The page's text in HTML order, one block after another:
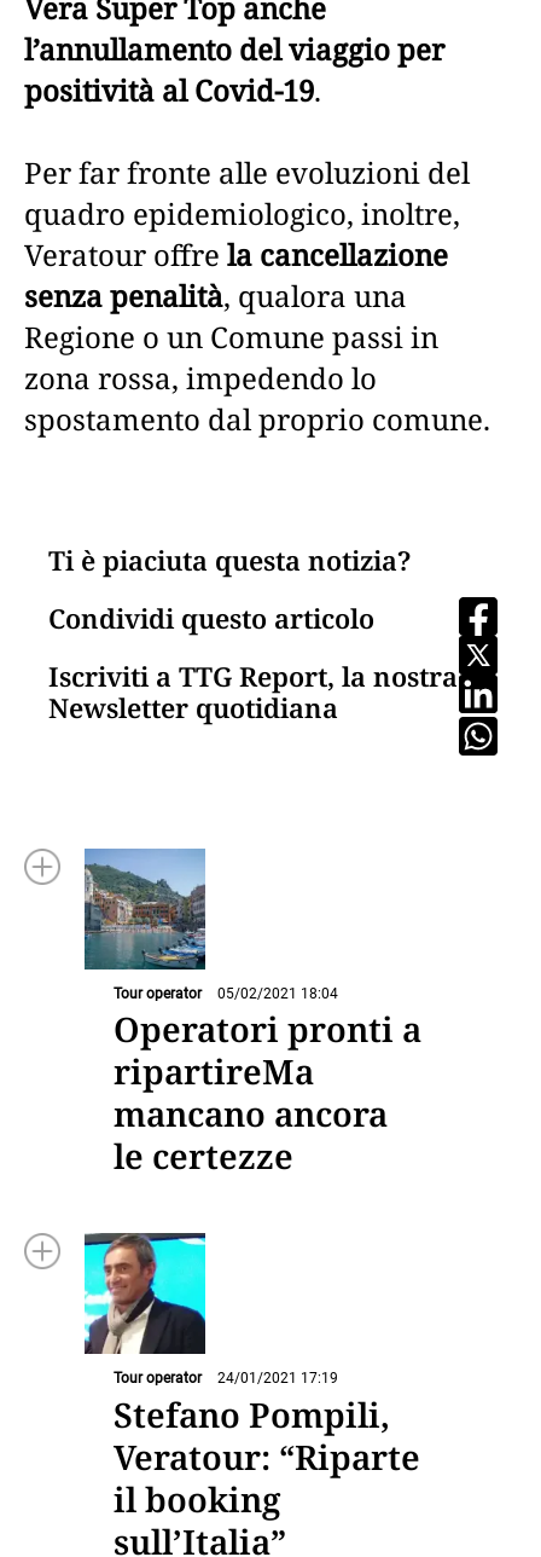
l’annullamento del viaggio per
positività al Covid-19.
Per far fronte alle evoluzioni del
quadro epidemiologico, inoltre,
Veratour offre la cancellazione
senza penalità, qualora una
Regione o un Comune passi in
zona rossa, impedendo lo
spostamento dal proprio comune.
Ti è piaciuta questa notizia?
Condividi questo articolo
Iscriviti a TTG Report, la nostra
Newsletter quotidiana
Tour operator 05/02/2021 18:04
Operatori pronti a
ripartireMa
mancano ancora
le certezze
Tour operator 24/01/2021 17:19
Stefano Pompili,
Veratour: “Riparte
il booking
sull’Italia”